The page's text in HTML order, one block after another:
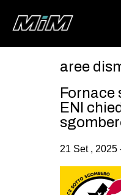
aree
Fornace
ENI
21 Set , 2025